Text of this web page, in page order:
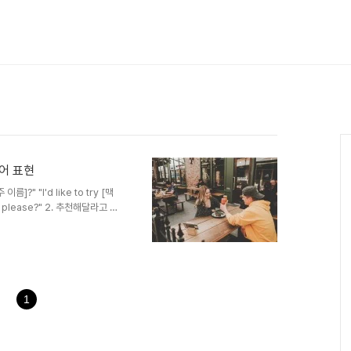
표현
이름]?" "I'd like to try [맥
2. 추천해달라고 하
likes IPAs?" "I'm in
1